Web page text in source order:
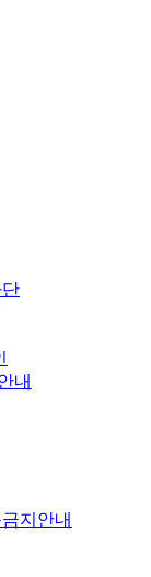
내
지안내